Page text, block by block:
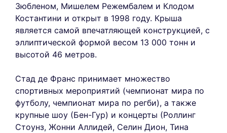
Зюбленом, Мишелем Режембалем и Клодом
Костантини и открыт в 1998 году. Крыша
является самой впечатляющей конструкцией, с
эллиптической формой весом 13 000 тонн и
высотой 46 метров.
Стад де Франс принимает множество
спортивных мероприятий (чемпионат мира по
футболу, чемпионат мира по регби), а также
крупные шоу (Бен-Гур) и концерты (Роллинг
Стоунз, Жонни Аллидей, Селин Дион, Тина